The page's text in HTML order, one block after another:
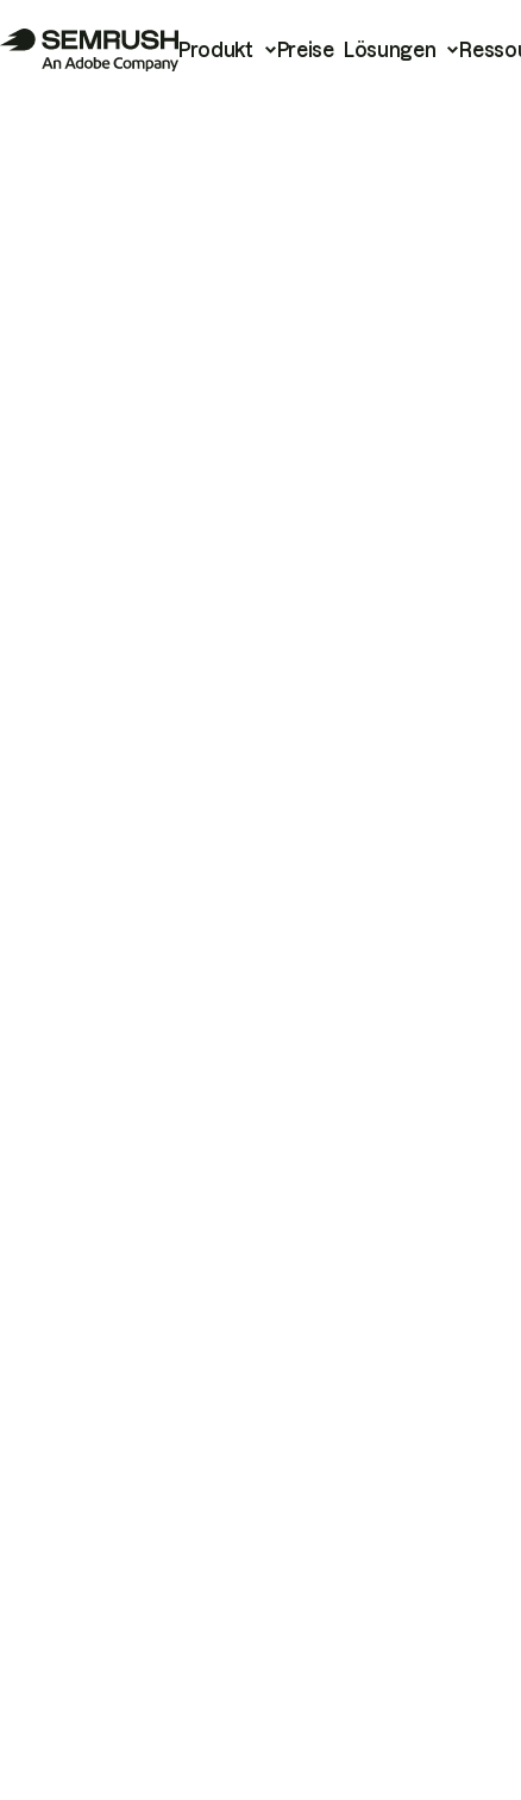
Produkt Preise Lösungen